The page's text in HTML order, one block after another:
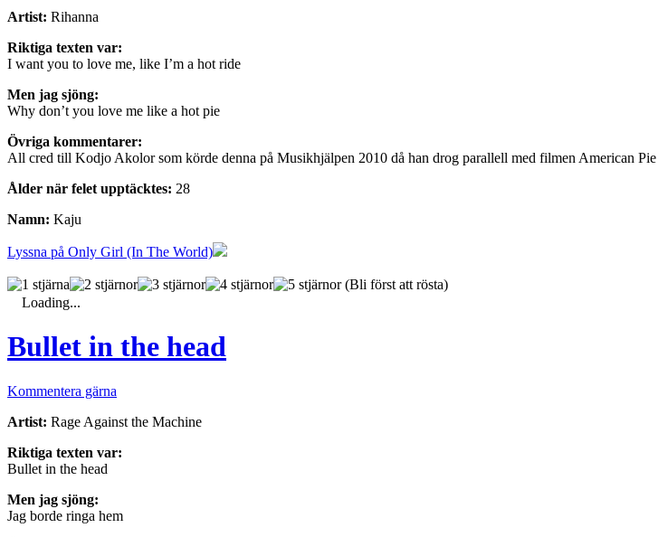
Artist: Rihanna
Riktiga texten var:
I want you to love me, like I’m a hot ride
Men jag sjöng:
Why don’t you love me like a hot pie
Övriga kommentarer:
All cred till Kodjo Akolor som körde denna på Musikhjälpen 2010 då han drog parallell med filmen American Pie
Ålder när felet upptäcktes: 28
Namn: Kaju
Lyssna på Only Girl (In The World)
(Bli först att rösta)
Loading...
Bullet in the head
Kommentera gärna
Artist: Rage Against the Machine
Riktiga texten var:
Bullet in the head
Men jag sjöng:
Jag borde ringa hem